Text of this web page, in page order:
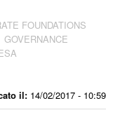
il: 14/02/2017 - 10:59
FOUNDATIONS
GOVERNANCE